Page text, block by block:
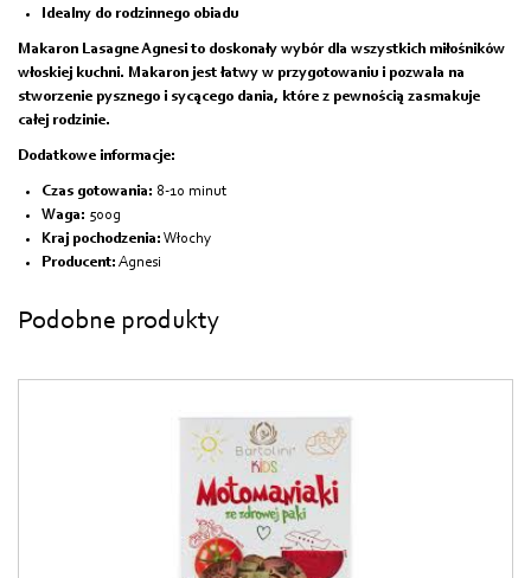
Idealny do rodzinnego obiadu
Makaron Lasagne Agnesi to doskonały wybór dla wszystkich miłośników
włoskiej kuchni. Makaron jest łatwy w przygotowaniu i pozwala na
stworzenie pysznego i sycącego dania, które z pewnością zasmakuje
całej rodzinie.
Dodatkowe informacje:
Czas gotowania: 8-10 minut
Waga: 500g
Kraj pochodzenia: Włochy
Producent: Agnesi
Podobne produkty